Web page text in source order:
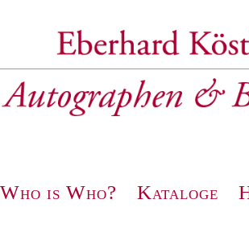
Navigation
Who is Who? Kataloge